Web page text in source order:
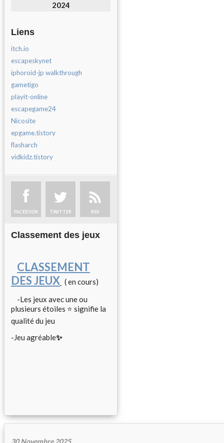
2024
Liens
itch.io
escapeskynet
iphoroid-jp walkthrough
gametigo
playit-online
escapegame24
Nicosite
epgame.tistory
flasharch
vidkidz.tistory
FACEBOOK TWITTER RSS
Classement des jeux
CLASSEMENT
DES JEUX ( en cours)
-Les jeux avec une ou
plusieurs étoiles ⭐ signifie la
qualité du jeu
-Jeu agréable✨
30 Novembre 2025